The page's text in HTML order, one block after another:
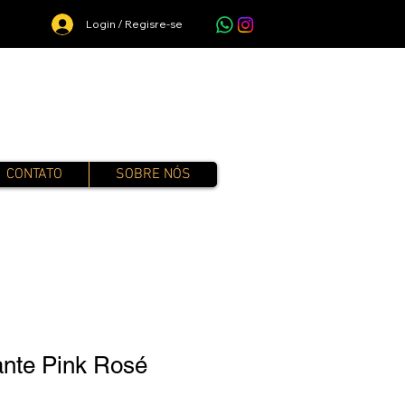
Login / Regisre-se
CONTATO SOBRE NÓS
Pink Rosé